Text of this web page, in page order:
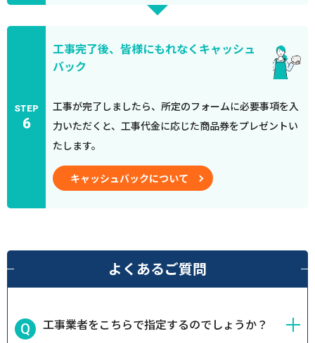
STEP
6
工事完了後、皆様にもれなくキャッシュ
バック
工事が完了しましたら、所定のフォームに必要事項を入
力いただくと、工事代金に応じた商品券をプレゼントい
たします。
キャッシュバックについて
よくあるご質問
工事業者をこちらで指定するのでしょうか？